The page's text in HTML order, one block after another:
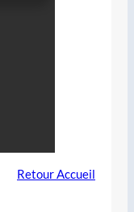
Retour Accueil